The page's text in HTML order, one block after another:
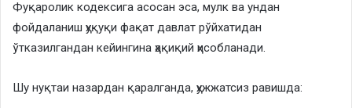
Фуқаролик кодексига асосан эса, мулк ва ундан
фойдаланиш ҳуқуқи фақат давлат рўйхатидан
ўтказилгандан кейингина ҳақиқий ҳисобланади.
Шу нуқтаи назардан қаралганда, ҳужжатсиз равишда: